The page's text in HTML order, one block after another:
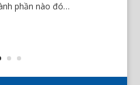
phần nào đó…